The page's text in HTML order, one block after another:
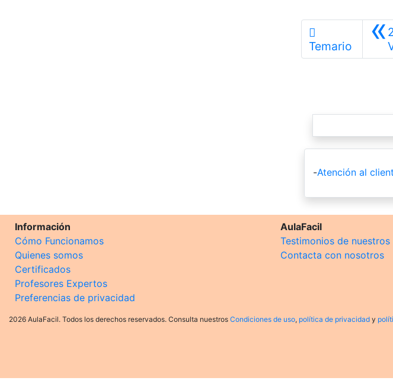
Temario «
-Atención al
Información
Cómo Funcionamos
Quienes somos
Certificados
Profesores Expertos
Preferencias de privacidad
AulaFacil
Testimonios de nuestros
Contacta con nosotros
2026 AulaFacil. Todos los derechos reservados. Consulta nuestros Condiciones de uso, política de privacidad y